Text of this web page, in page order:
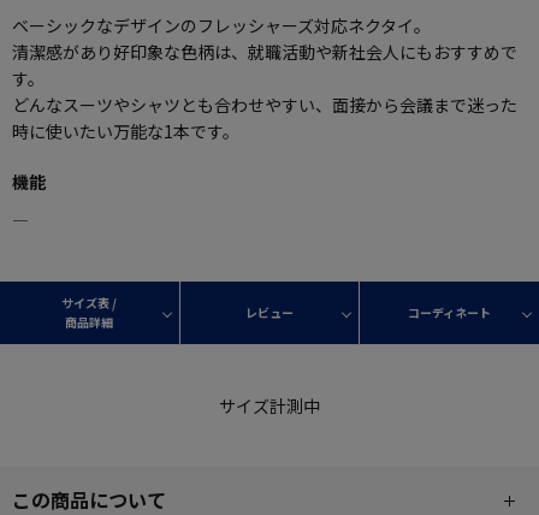
ベーシックなデザインのフレッシャーズ対応ネクタイ。
清潔感があり好印象な色柄は、就職活動や新社会人にもおすすめで
す。
どんなスーツやシャツとも合わせやすい、面接から会議まで迷った
時に使いたい万能な1本です。
機能
―
サイズ表 /
商品詳細
レビュー コーディネート
サイズ計測中
この商品について